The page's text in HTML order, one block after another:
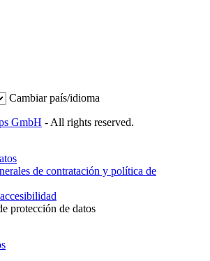
Cambiar país/idioma
GmbH - All rights reserved.
de contratación y política de
protección de datos